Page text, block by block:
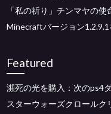
「私の祈り」チンマヤの
Minecraftバージョン
Featured
瀕死の光を購入：次のps4
スターウォーズクロールク